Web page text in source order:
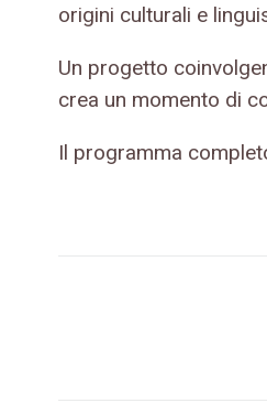
origini culturali e
Un progetto
crea un momento di
Il programma